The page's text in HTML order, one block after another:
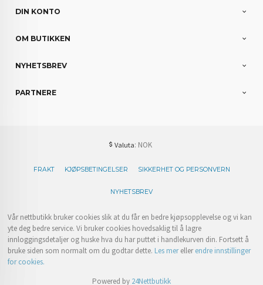
DIN KONTO
OM BUTIKKEN
NYHETSBREV
PARTNERE
Valuta: NOK
FRAKT KJØPSBETINGELSER SIKKERHET OG PERSONVERN
NYHETSBREV
Vår nettbutikk bruker cookies slik at du får en bedre kjøpsopplevelse og vi kan
yte deg bedre service. Vi bruker cookies hovedsaklig til å lagre
innloggingsdetaljer og huske hva du har puttet i handlekurven din. Fortsett å
bruke siden som normalt om du godtar dette. Les merellerendre innstillinger
for cookies.
Powered by 24Nettbutikk